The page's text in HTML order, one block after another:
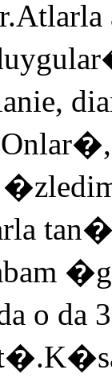
o da